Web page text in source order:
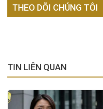
THEO DÕI CHÚNG TÔI
TIN LIÊN QUAN